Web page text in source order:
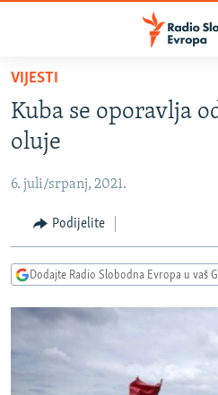
Pređite
glavni
sadržaj
Pređite
na
navigaciju
Pređite
na
VIJESTI
BOSNA I HERCEGOVINA
SRBIJA
KOSOVO
CRNA GORA
VIDEO
FOTOGALERIJE
INFOGRAFIKE
PODCASTI
RAT U UKRAJINI
KINA NA BALKANU
RSE PRIČE IZ SVIJETA
VIJESTI
Kuba se oporavlja
oluje
6. juli/srpanj, 2021.
Podijelite
Dodajte Radio Slobodna Evropa u vaš